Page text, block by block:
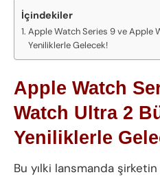
İçindekiler
Apple Watch Series 9 ve Apple
Yeniliklerle Gelecek!
Apple Watch
Watch Ultra 2
Yeniliklerle
Bu yılki lansmanda